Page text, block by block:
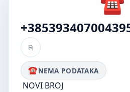
NEMA PODATAKA
NOVI BROJ